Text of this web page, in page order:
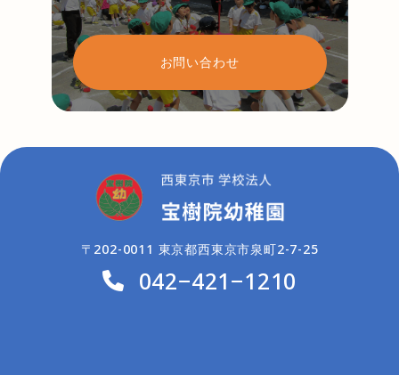
お問い合わせ
〒202-0011 東京都西東京市泉町2-7-25
042−421−1210